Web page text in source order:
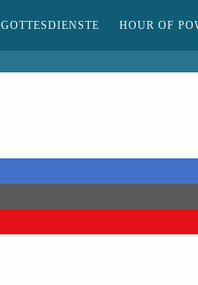
GOTTESDIENSTE HOUR OF